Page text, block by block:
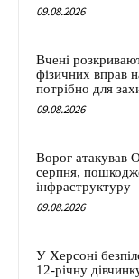
09.08.2026
Вчені
фізичних вправ
потрібно для
09.08.2026
Ворог атакував
серпня,
інфраструктуру
09.08.2026
У Херсоні
12-річну